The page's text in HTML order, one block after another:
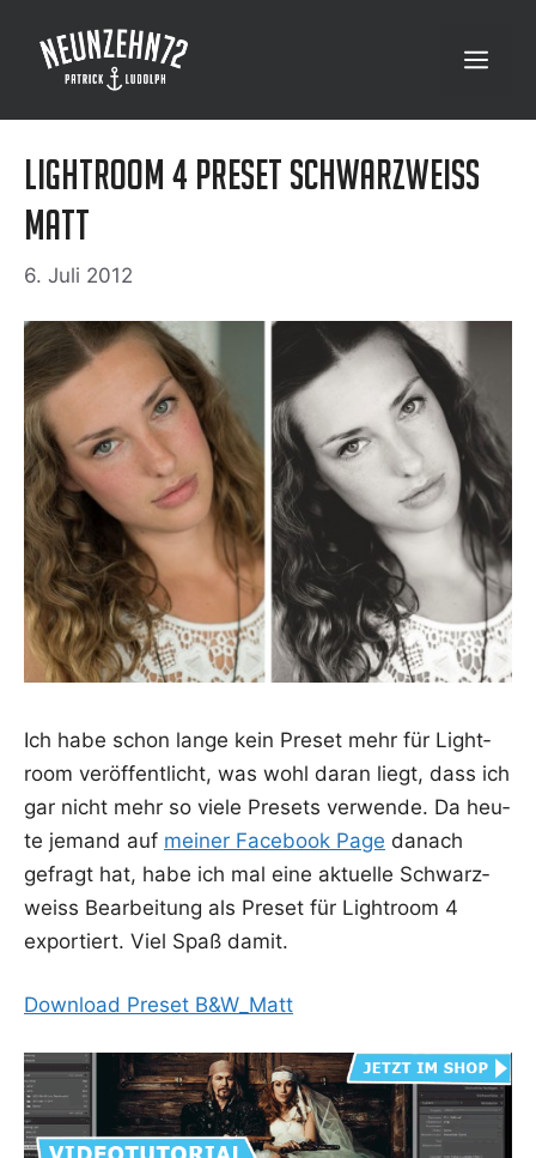
Inhalt
springen
Menü
Lightroom 4 Preset Schwarzweiss
Matt
6. Juli 2012
Ich habe schon lan­ge kein Pre­set mehr für Ligh­t­
room ver­öf­fent­licht, was wohl dar­an liegt, dass ich
gar nicht mehr so vie­le Pre­sets ver­wen­de. Da heu­
te jemand auf mei­ner Face­book Page danach
gefragt hat, habe ich mal eine aktu­el­le Schwarz­
weiss Bear­bei­tung als Pre­set für Ligh­t­room 4
expor­tiert. Viel Spaß damit.
Down­load Pre­set B&W_Matt